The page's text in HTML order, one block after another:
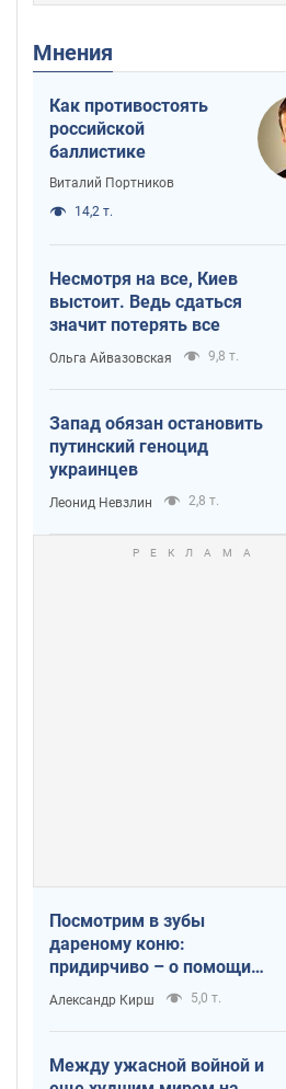
Мнения
Как противостоять
российской
баллистике
Виталий Портников
14,2 т.
Несмотря на все, Киев
выстоит. Ведь сдаться
значит потерять все
Ольга Айвазовская 9,8 т.
Запад обязан остановить
путинский геноцид
украинцев
Леонид Невзлин 2,8 т.
Посмотрим в зубы
дареному коню:
придирчиво – о помощи
Украине
Александр Кирш 5,0 т.
Между ужасной войной и